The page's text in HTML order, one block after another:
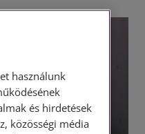
használunk
és hirdetések
közösségi média